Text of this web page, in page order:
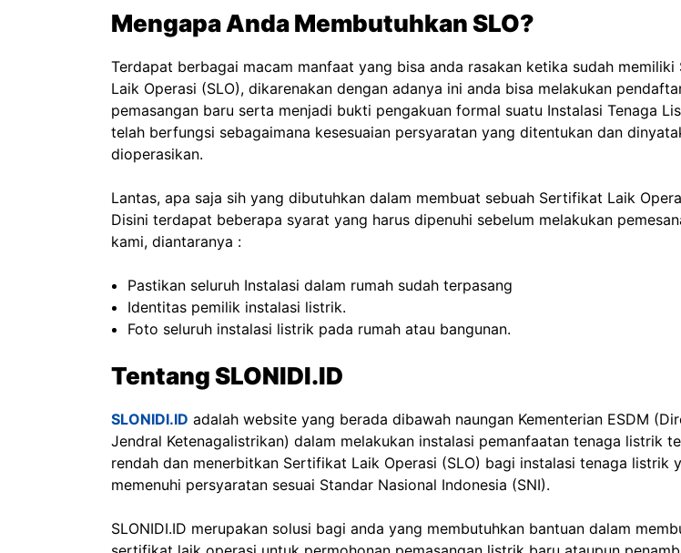
Mengapa Anda Membutuhkan SLO?
Terdapat berbagai macam manfaat yang bisa anda rasakan ketika sudah
Laik Operasi (SLO), dikarenakan dengan adanya ini anda bisa melakukan
pemasangan baru serta menjadi bukti pengakuan formal suatu Instalasi Tenaga
telah berfungsi sebagaimana kesesuaian persyaratan yang ditentukan dan
dioperasikan.
Lantas, apa saja sih yang dibutuhkan dalam membuat sebuah Sertifikat Laik
Disini terdapat beberapa syarat yang harus dipenuhi sebelum melakukan
kami, diantaranya :
Pastikan seluruh Instalasi dalam rumah sudah terpasang
Identitas pemilik instalasi listrik.
Foto seluruh instalasi listrik pada rumah atau bangunan.
Tentang SLONIDI.ID
SLONIDI.ID adalah website yang berada dibawah naungan Kementerian ESDM
Jendral Ketenagalistrikan) dalam melakukan instalasi pemanfaatan tenaga listrik
rendah dan menerbitkan Sertifikat Laik Operasi (SLO) bagi instalasi tenaga listrik
memenuhi persyaratan sesuai Standar Nasional Indonesia (SNI).
SLONIDI.ID merupakan solusi bagi anda yang membutuhkan bantuan dalam